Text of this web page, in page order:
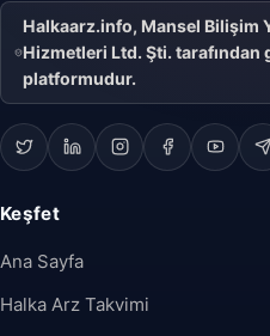
Halkaarz.info, Mansel Bilişim
Hizmetleri Ltd. Şti.
platformudur.
Keşfet
Ana Sayfa
Halka Arz Takvimi